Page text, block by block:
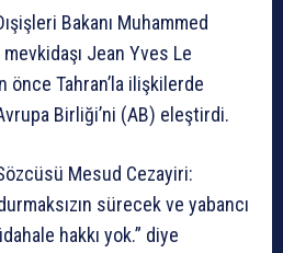
Bakanı Muhammed
Jean Yves Le
önce Tahran’la ilişkilerde
Avrupa Birliği’ni (AB) eleştirdi.
Mesud Cezayiri:
sürecek ve yabancı
hakkı yok.” diye